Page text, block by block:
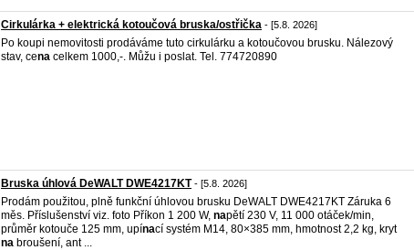
Cirkulárka + elektrická kotoučová bruska/ostřička - [5.8. 2026]
Po koupi nemovitosti prodáváme tuto cirkulárku a kotoučovou brusku. Nálezový
stav, cena celkem 1000,-. Můžu i poslat. Tel. 774720890
Bruska úhlová DeWALT DWE4217KT- [5.8. 2026]
Prodám použitou, plně funkční úhlovou brusku DeWALT DWE4217KT Záruka 6
měs. Příslušenství viz. foto Příkon 1 200 W, napětí 230 V, 11 000 otáček/min,
průměr kotouče 125 mm, upínací systém M14, 80×385 mm, hmotnost 2,2 kg, kryt
na broušení, ant ...